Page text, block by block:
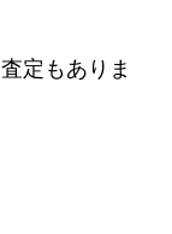
定もありま